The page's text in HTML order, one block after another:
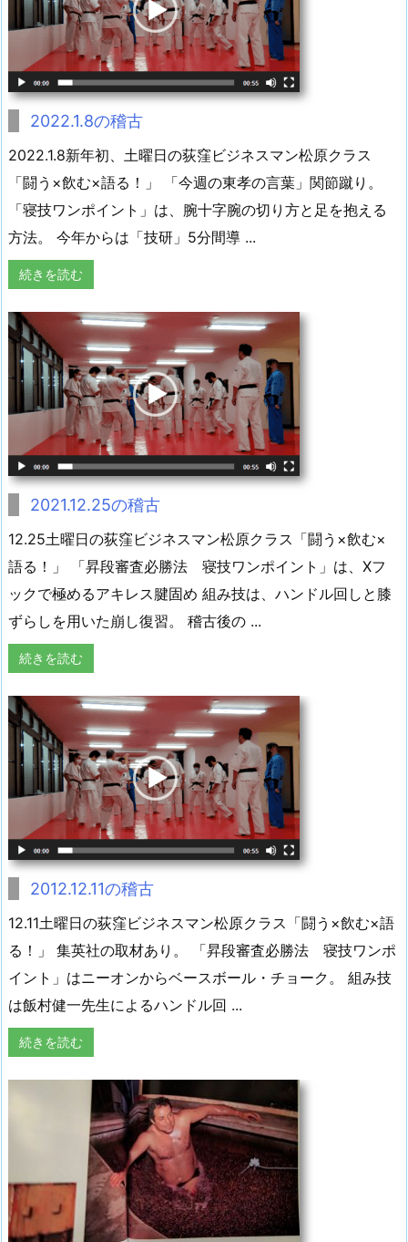
2022.1.8の稽古
2022.1.8新年初、土曜日の荻窪ビジネスマン松原クラス
「闘う×飲む×語る！」 「今週の東孝の言葉」関節蹴り。
「寝技ワンポイント」は、腕十字腕の切り方と足を抱える
方法。 今年からは「技研」5分間導 ...
続きを読む
2021.12.25の稽古
12.25土曜日の荻窪ビジネスマン松原クラス「闘う×飲む×
語る！」 「昇段審査必勝法 寝技ワンポイント」は、Xフ
ックで極めるアキレス腱固め 組み技は、ハンドル回しと膝
ずらしを用いた崩し復習。 稽古後の ...
続きを読む
2012.12.11の稽古
12.11土曜日の荻窪ビジネスマン松原クラス「闘う×飲む×語
る！」 集英社の取材あり。 「昇段審査必勝法 寝技ワンポ
イント」はニーオンからベースボール・チョーク。 組み技
は飯村健一先生によるハンドル回 ...
続きを読む